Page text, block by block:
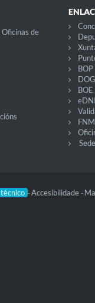
Oficinas de
BOP
DOG
BOE
eDNI
-Accesibilidade -